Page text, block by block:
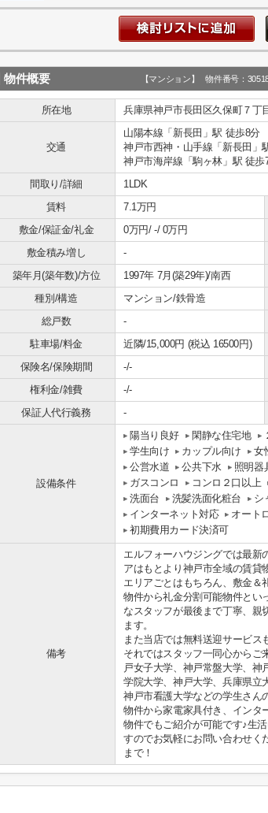
物件概要 【マンション】 物件番号：
所在地 兵庫県神戸市長田区久保町７丁
交通
山陽本線「新長田」駅 徒歩8分
神戸市西神・山手線「新長田」
神戸市海岸線「駒ヶ林」駅 徒歩
間取り/詳細
1LDK
賃料
7.1万円
敷金/保証金/礼金
0万円/ -/ 0万円
敷金積み増し
-
築年月(築年数)/方位
1997年 7月(築29年)/南西
種別/構造
マンション/鉄骨造
総戸数
-
駐車場/料金
近隣/15,000円 (税込 16500円)
保険名/保険期間
-/-
権利金/雑費
-/-
保証人代行義務
-
設備条件
陽当り良好 閑静な住宅地
学生向け
カップル向け 女
公営水道
公共下水 照明器
ガスコンロ
コンロ２口以上
洗面台
洗髪洗面化粧台 シ
インターネット対応
オート
初期費用カード決済可
備考
エルフォーハウジングでは最新
アはもとより神戸市全域の賃貸
エリアごとはもちろん、敷金＆
物件から礼金分割可能物件とい
なスタッフが最後まで丁寧、親
ます。
また当店では無料送迎サービス
それではスタッフ一同心から
戸女子大学、神戸常盤大学、神
学院大学、神戸大学、兵庫県立
神戸市看護大学などの学生さん
物件から家電家具付き、インタ
物件でもご紹介が可能です♪生
すのでお気軽にお問い合わせく
まで！